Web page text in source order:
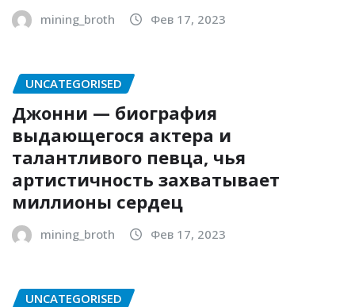
mining_broth Фев 17, 2023
UNCATEGORISED
Джонни — биография
выдающегося актера и
талантливого певца, чья
артистичность захватывает
миллионы сердец
mining_broth Фев 17, 2023
UNCATEGORISED